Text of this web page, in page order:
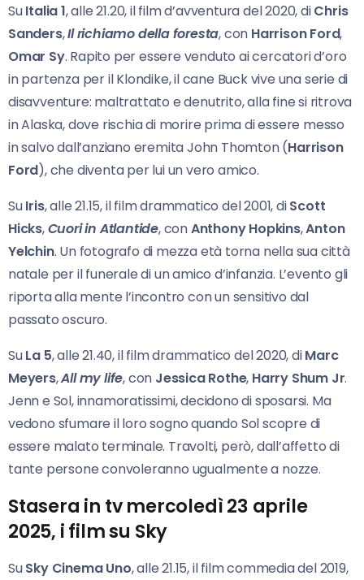
SuItalia 1, alle 21.20, il film d’avventura del 2020, diChris
Sanders,Il richiamo della foresta, con Harrison Ford,
Omar Sy. Rapito per essere venduto ai cercatori d’oro
in partenza per il Klondike, il cane Buck vive una serie di
disavventure: maltrattato e denutrito, alla fine si ritrova
in Alaska, dove rischia di morire prima di essere messo
in salvo dall’anziano eremita John Thomton (Harrison
Ford), che diventa per lui un vero amico.
SuIris, alle 21.15, il film drammatico del 2001, diScott
Hicks,Cuori in Atlantide, conAnthony Hopkins,Anton
Yelchin. Un fotografo di mezza età torna nella sua città
natale per il funerale di un amico d’infanzia. L’evento gli
riporta alla mente l’incontro con un sensitivo dal
passato oscuro.
SuLa 5, alle 21.40, il film drammatico del 2020, diMarc
Meyers,All my life, con Jessica Rothe, Harry Shum Jr.
Jenn e Sol, innamoratissimi, decidono di sposarsi. Ma
vedono sfumare il loro sogno quando Sol scopre di
essere malato terminale. Travolti, però, dall’affetto di
tante persone convoleranno ugualmente a nozze.
Stasera in tv mercoledì 23 aprile
2025, i film su Sky
SuSky Cinema Uno, alle 21.15, il film commedia del 2019,